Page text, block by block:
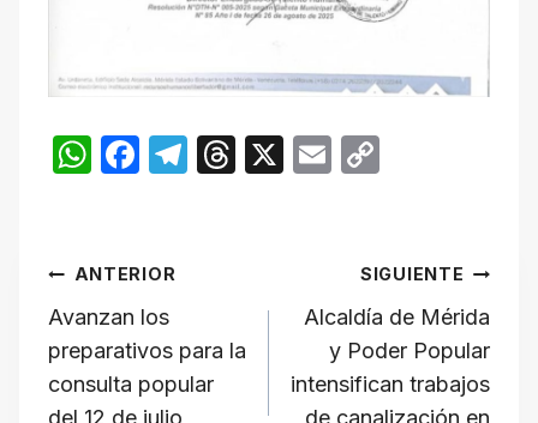
W
s
A
p
p
F
e
b
o
o
T
m
T
s
X
E
y
Li
n
k
Navegación
de
entradas
ANTERIOR
Avanzan los
preparativos para la
consulta popular
SIGUIENTE
Alcaldía de Mérida
y Poder Popular
intensifican trabajos